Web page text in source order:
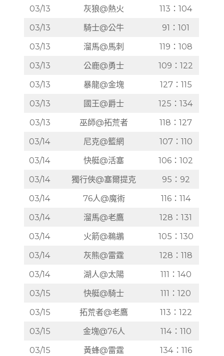
03/13
灰狼@熱火
113：104
03/13
騎士@公牛
91：101
03/13
溜馬@馬刺
119：108
03/13
公鹿@勇士
109：122
03/13
暴龍@金塊
127：115
03/13
國王@爵士
125：134
03/13
巫師@拓荒者
118：127
03/14
尼克@籃網
107：110
03/14
快艇@活塞
106：102
03/14
獨行俠@塞爾提克
95：92
03/14
76人@魔術
116：114
03/14
溜馬@老鷹
128：131
03/14
火箭@鵜鶘
105：130
03/14
灰熊@雷霆
128：118
03/14
湖人@太陽
111：140
03/15
快艇@騎士
111：120
03/15
拓荒者@老鷹
113：122
03/15
金塊@76人
114：110
03/15
黃蜂@雷霆
134：116